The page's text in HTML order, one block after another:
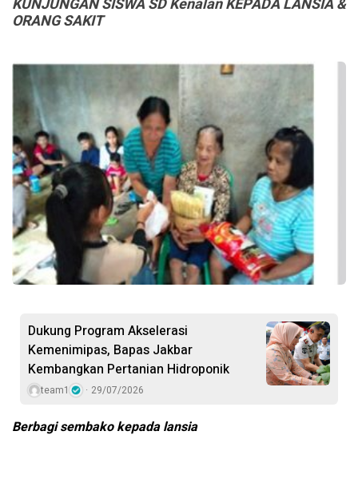
KUNJUNGAN SISWA SD Kenalan KEPADA LANSIA &
ORANG SAKIT
Dukung Program Akselerasi
Kemenimipas, Bapas Jakbar
Kembangkan Pertanian Hidroponik
team1 29/07/2026
Berbagi sembako kepada lansia